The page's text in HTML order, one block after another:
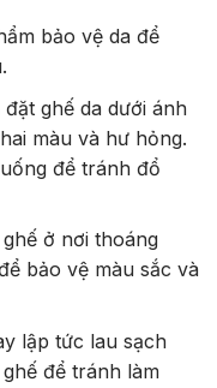
bảo vệ da để
đặt ghế da dưới ánh
màu và hư hỏng.
để tránh đổ
ở nơi thoáng
bảo vệ màu sắc và
lập tức lau sạch
để tránh làm